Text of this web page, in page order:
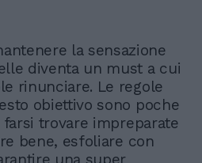
la sensazione
diventa un must a cui
rinunciare. Le regole
obiettivo sono poche
trovare impreparate
bene, esfoliare con